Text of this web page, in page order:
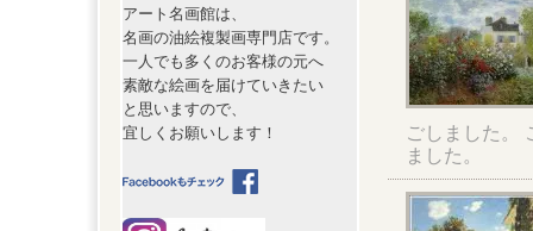
アート名画館は、
名画の油絵複製画専門店です。
一人でも多くのお客様の元へ
素敵な絵画を届けていきたい
と思いますので、
宜しくお願いします！
ごしました。
ました。